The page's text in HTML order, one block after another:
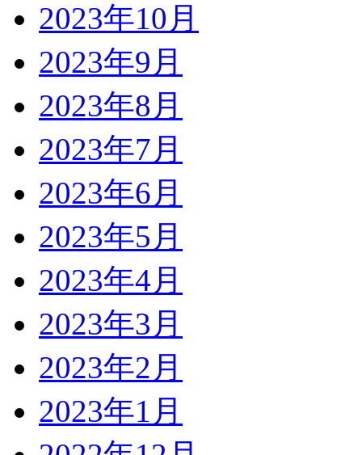
2023年10月
2023年9月
2023年8月
2023年7月
2023年6月
2023年5月
2023年4月
2023年3月
2023年2月
2023年1月